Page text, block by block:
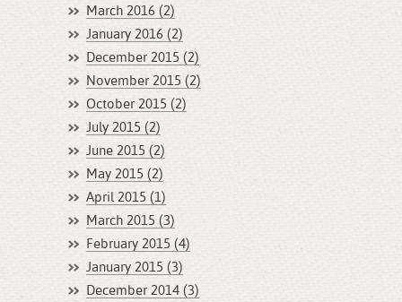
March 2016 (2)
January 2016 (2)
December 2015 (2)
November 2015 (2)
October 2015 (2)
July 2015 (2)
June 2015 (2)
May 2015 (2)
April 2015 (1)
March 2015 (3)
February 2015 (4)
January 2015 (3)
December 2014 (3)